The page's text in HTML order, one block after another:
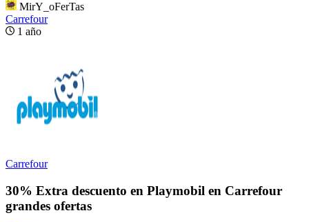
MirY_oFerTas
Carrefour
1 año
Carrefour
30% Extra descuento en Playmobil en Carrefour
grandes ofertas